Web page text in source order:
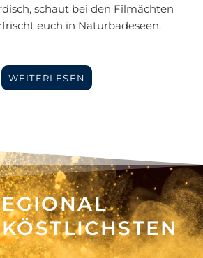
schaut bei den Filmächten
euch in Naturbadeseen.
WEITERLESEN